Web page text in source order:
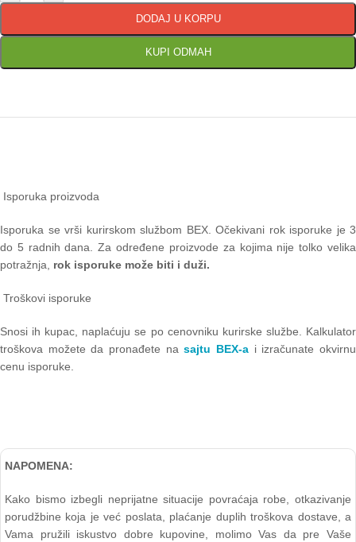
DODAJ U KORPU
KUPI ODMAH
Isporuka proizvoda
Isporuka se vrši kurirskom službom BEX. Očekivani rok isporuke je 3
do 5 radnih dana. Za određene proizvode za kojima nije tolko velika
potražnja, rok isporuke može biti i duži.
Troškovi isporuke
Snosi ih kupac, naplaćuju se po cenovniku kurirske službe. Kalkulator
troškova možete da pronađete nasajtu BEX-a i izračunate okvirnu
cenu isporuke.
NAPOMENA:
Kako bismo izbegli neprijatne situacije povraćaja robe, otkazivanje
porudžbine koja je već poslata, plaćanje duplih troškova dostave, a
Vama pružili iskustvo dobre kupovine, molimo Vas da pre Vaše